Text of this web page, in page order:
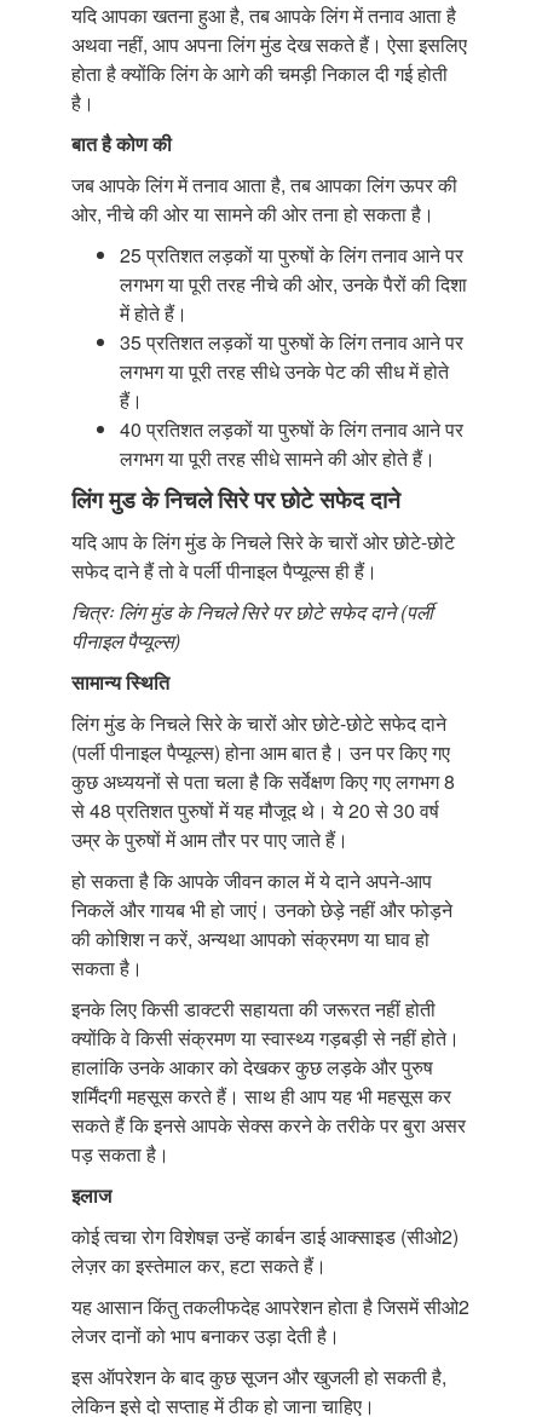
यदि आपका खतना हुआ है, तब आपके लिंग में तनाव आता है
अथवा नहीं, आप अपना लिंग मुंड देख सकते हैं। ऐसा इसलिए
होता है क्योंकि लिंग के आगे की चमड़ी निकाल दी गई होती
है।
बात है कोण की
जब आपके लिंग में तनाव आता है, तब आपका लिंग ऊपर की
ओर, नीचे की ओर या सामने की ओर तना हो सकता है।
25 प्रतिशत लड़कों या पुरुषों के लिंग तनाव आने पर
लगभग या पूरी तरह नीचे की ओर, उनके पैरों की दिशा
में होते हैं।
35 प्रतिशत लड़कों या पुरुषों के लिंग तनाव आने पर
लगभग या पूरी तरह सीधे उनके पेट की सीध में होते
हैं।
40 प्रतिशत लड़कों या पुरुषों के लिंग तनाव आने पर
लगभग या पूरी तरह सीधे सामने की ओर होते हैं।
लिंग मुड के निचले सिरे पर छोटे सफेद दाने
यदि आप के लिंग मुंड के निचले सिरे के चारों ओर छोटे-छोटे
सफेद दाने हैं तो वे पर्ली पीनाइल पैप्यूल्स ही हैं।
चित्रः लिंग मुंड के निचले सिरे पर छोटे सफेद दाने (पर्ली
पीनाइल पैप्यूल्स)
सामान्य स्थिति
लिंग मुंड के निचले सिरे के चारों ओर छोटे-छोटे सफेद दाने
(पर्ली पीनाइल पैप्यूल्स) होना आम बात है। उन पर किए गए
कुछ अध्ययनों से पता चला है कि सर्वेक्षण किए गए लगभग 8
से 48 प्रतिशत पुरुषों में यह मौजूद थे। ये 20 से 30 वर्ष
उम्र के पुरुषों में आम तौर पर पाए जाते हैं।
हो सकता है कि आपके जीवन काल में ये दाने अपने-आप
निकलें और गायब भी हो जाएं। उनको छेड़े नहीं और फोड़ने
की कोशिश न करें, अन्यथा आपको संक्रमण या घाव हो
सकता है।
इनके लिए किसी डाक्टरी सहायता की जरूरत नहीं होती
क्योंकि वे किसी संक्रमण या स्वास्थ्य गड़बड़ी से नहीं होते।
हालांकि उनके आकार को देखकर कुछ लड़के और पुरुष
शर्मिंदगी महसूस करते हैं। साथ ही आप यह भी महसूस कर
सकते हैं कि इनसे आपके सेक्स करने के तरीके पर बुरा असर
पड़ सकता है।
इलाज
कोई त्वचा रोग विशेषज्ञ उन्हें कार्बन डाई आक्साइड (सीओ2)
लेज़र का इस्तेमाल कर, हटा सकते हैं।
यह आसान किंतु तकलीफदेह आपरेशन होता है जिसमें सीओ2
लेजर दानों को भाप बनाकर उड़ा देती है।
इस ऑपरेशन के बाद कुछ सूजन और खुजली हो सकती है,
लेकिन इसे दो सप्ताह में ठीक हो जाना चाहिए।